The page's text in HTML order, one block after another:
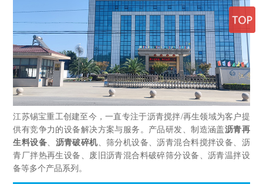
江苏锡宝重工创建至今，一直专注于沥青搅拌/再生领域为客户提
供有竞争力的设备解决方案与服务。产品研发、制造涵盖沥青再
生料设备、 沥青破碎机、筛分机设备、沥青混合料搅拌设备、沥
青厂拌热再生设备、废旧沥青混合料破碎筛分设备、沥青温拌设
备等多个产品系列。